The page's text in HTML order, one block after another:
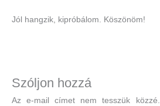
Jól hangzik, kipróbálom. Köszönöm!
Szóljon hozzá
Az e-mail címet nem tesszük közzé.